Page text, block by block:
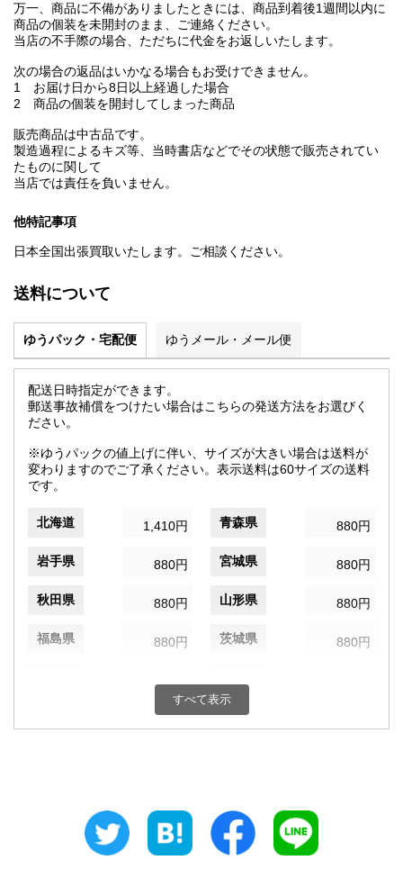
万一、商品に不備がありましたときには、商品到着後1週間以内に
商品の個装を未開封のまま、ご連絡ください。
当店の不手際の場合、ただちに代金をお返しいたします。
次の場合の返品はいかなる場合もお受けできません。
1 お届け日から8日以上経過した場合
2 商品の個装を開封してしまった商品
販売商品は中古品です。
製造過程によるキズ等、当時書店などでその状態で販売されてい
たものに関して
当店では責任を負いません。
他特記事項
日本全国出張買取いたします。ご相談ください。
送料について
ゆうパック・宅配便 ゆうメール・メール便
配送日時指定ができます。
郵送事故補償をつけたい場合はこちらの発送方法をお選びく
ださい。
※ゆうパックの値上げに伴い、サイズが大きい場合は送料が
変わりますのでご了承ください。表示送料は60サイズの送料
です。
北海道 1,410円 青森県 880円
岩手県 880円 宮城県 880円
秋田県 880円 山形県 880円
福島県 880円 茨城県 880円
880円 千葉県
880円 福井県
すべて表示